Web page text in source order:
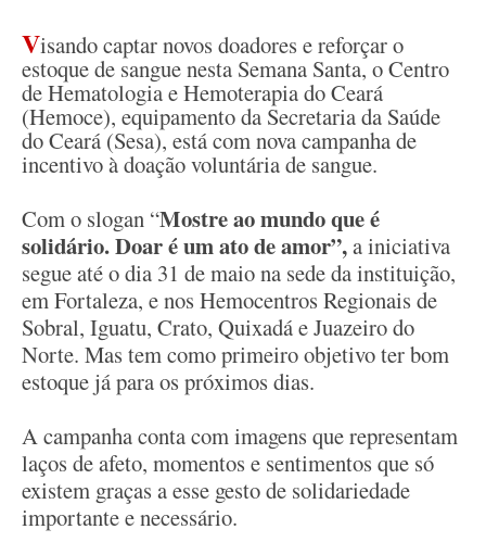
Visando captar novos doadores e reforçar o
estoque de sangue nesta Semana Santa, o Centro
de Hematologia e Hemoterapia do Ceará
(Hemoce), equipamento da Secretaria da Saúde
do Ceará (Sesa), está com nova campanha de
incentivo à doação voluntária de sangue.
Com o slogan “Mostre ao mundo que é
solidário. Doar é um ato de amor”,a iniciativa
segue até o dia 31 de maio na sede da instituição,
em Fortaleza, e nos Hemocentros Regionais de
Sobral, Iguatu, Crato, Quixadá e Juazeiro do
Norte. Mas tem como primeiro objetivo ter bom
estoque já para os próximos dias.
A campanha conta com imagens que representam
laços de afeto, momentos e sentimentos que só
existem graças a esse gesto de solidariedade
importante e necessário.